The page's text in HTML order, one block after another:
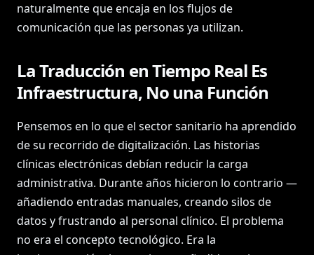
naturalmente que encaja en los flujos de
comunicación que las personas ya utilizan.
La Traducción en Tiempo Real Es
Infraestructura, No una Función
Pensemos en lo que el sector sanitario ha aprendido
de su recorrido de digitalización. Las historias
clínicas electrónicas debían reducir la carga
administrativa. Durante años hicieron lo contrario —
añadiendo entradas manuales, creando silos de
datos y frustrando al personal clínico. El problema
no era el concepto tecnológico. Era la